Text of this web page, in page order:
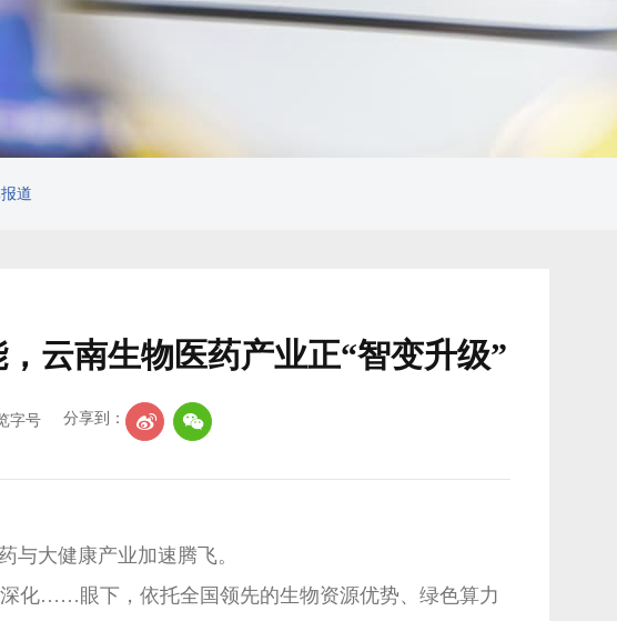
道
云南生物医药产业正“智变升级”
字号 分享到：
大健康产业加速腾飞。
化……眼下，依托全国领先的生物资源优势、绿色算力